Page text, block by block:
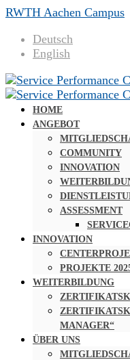
RWTH Aachen Campus
Deutsch
English
HOME
ANGEBOT
COMMUNITY
INNOVATION
ASSESSMENT
INNOVATION
PROJEKTE
WEITERBILDUNG
MANAGER“
ÜBER UNS